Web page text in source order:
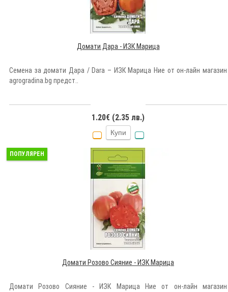
Домати Дара - ИЗК Марица
Семена за домати Дара / Dara – ИЗК Марица Ние от он-лайн магазин
agrogradina.bg предст..
1.20€ (2.35 лв.)
Купи
ПОПУЛЯРЕН
Домати Розово Сияние - ИЗК Марица
Домати Розово Сияние - ИЗК Марица Ние от он-лайн магазин